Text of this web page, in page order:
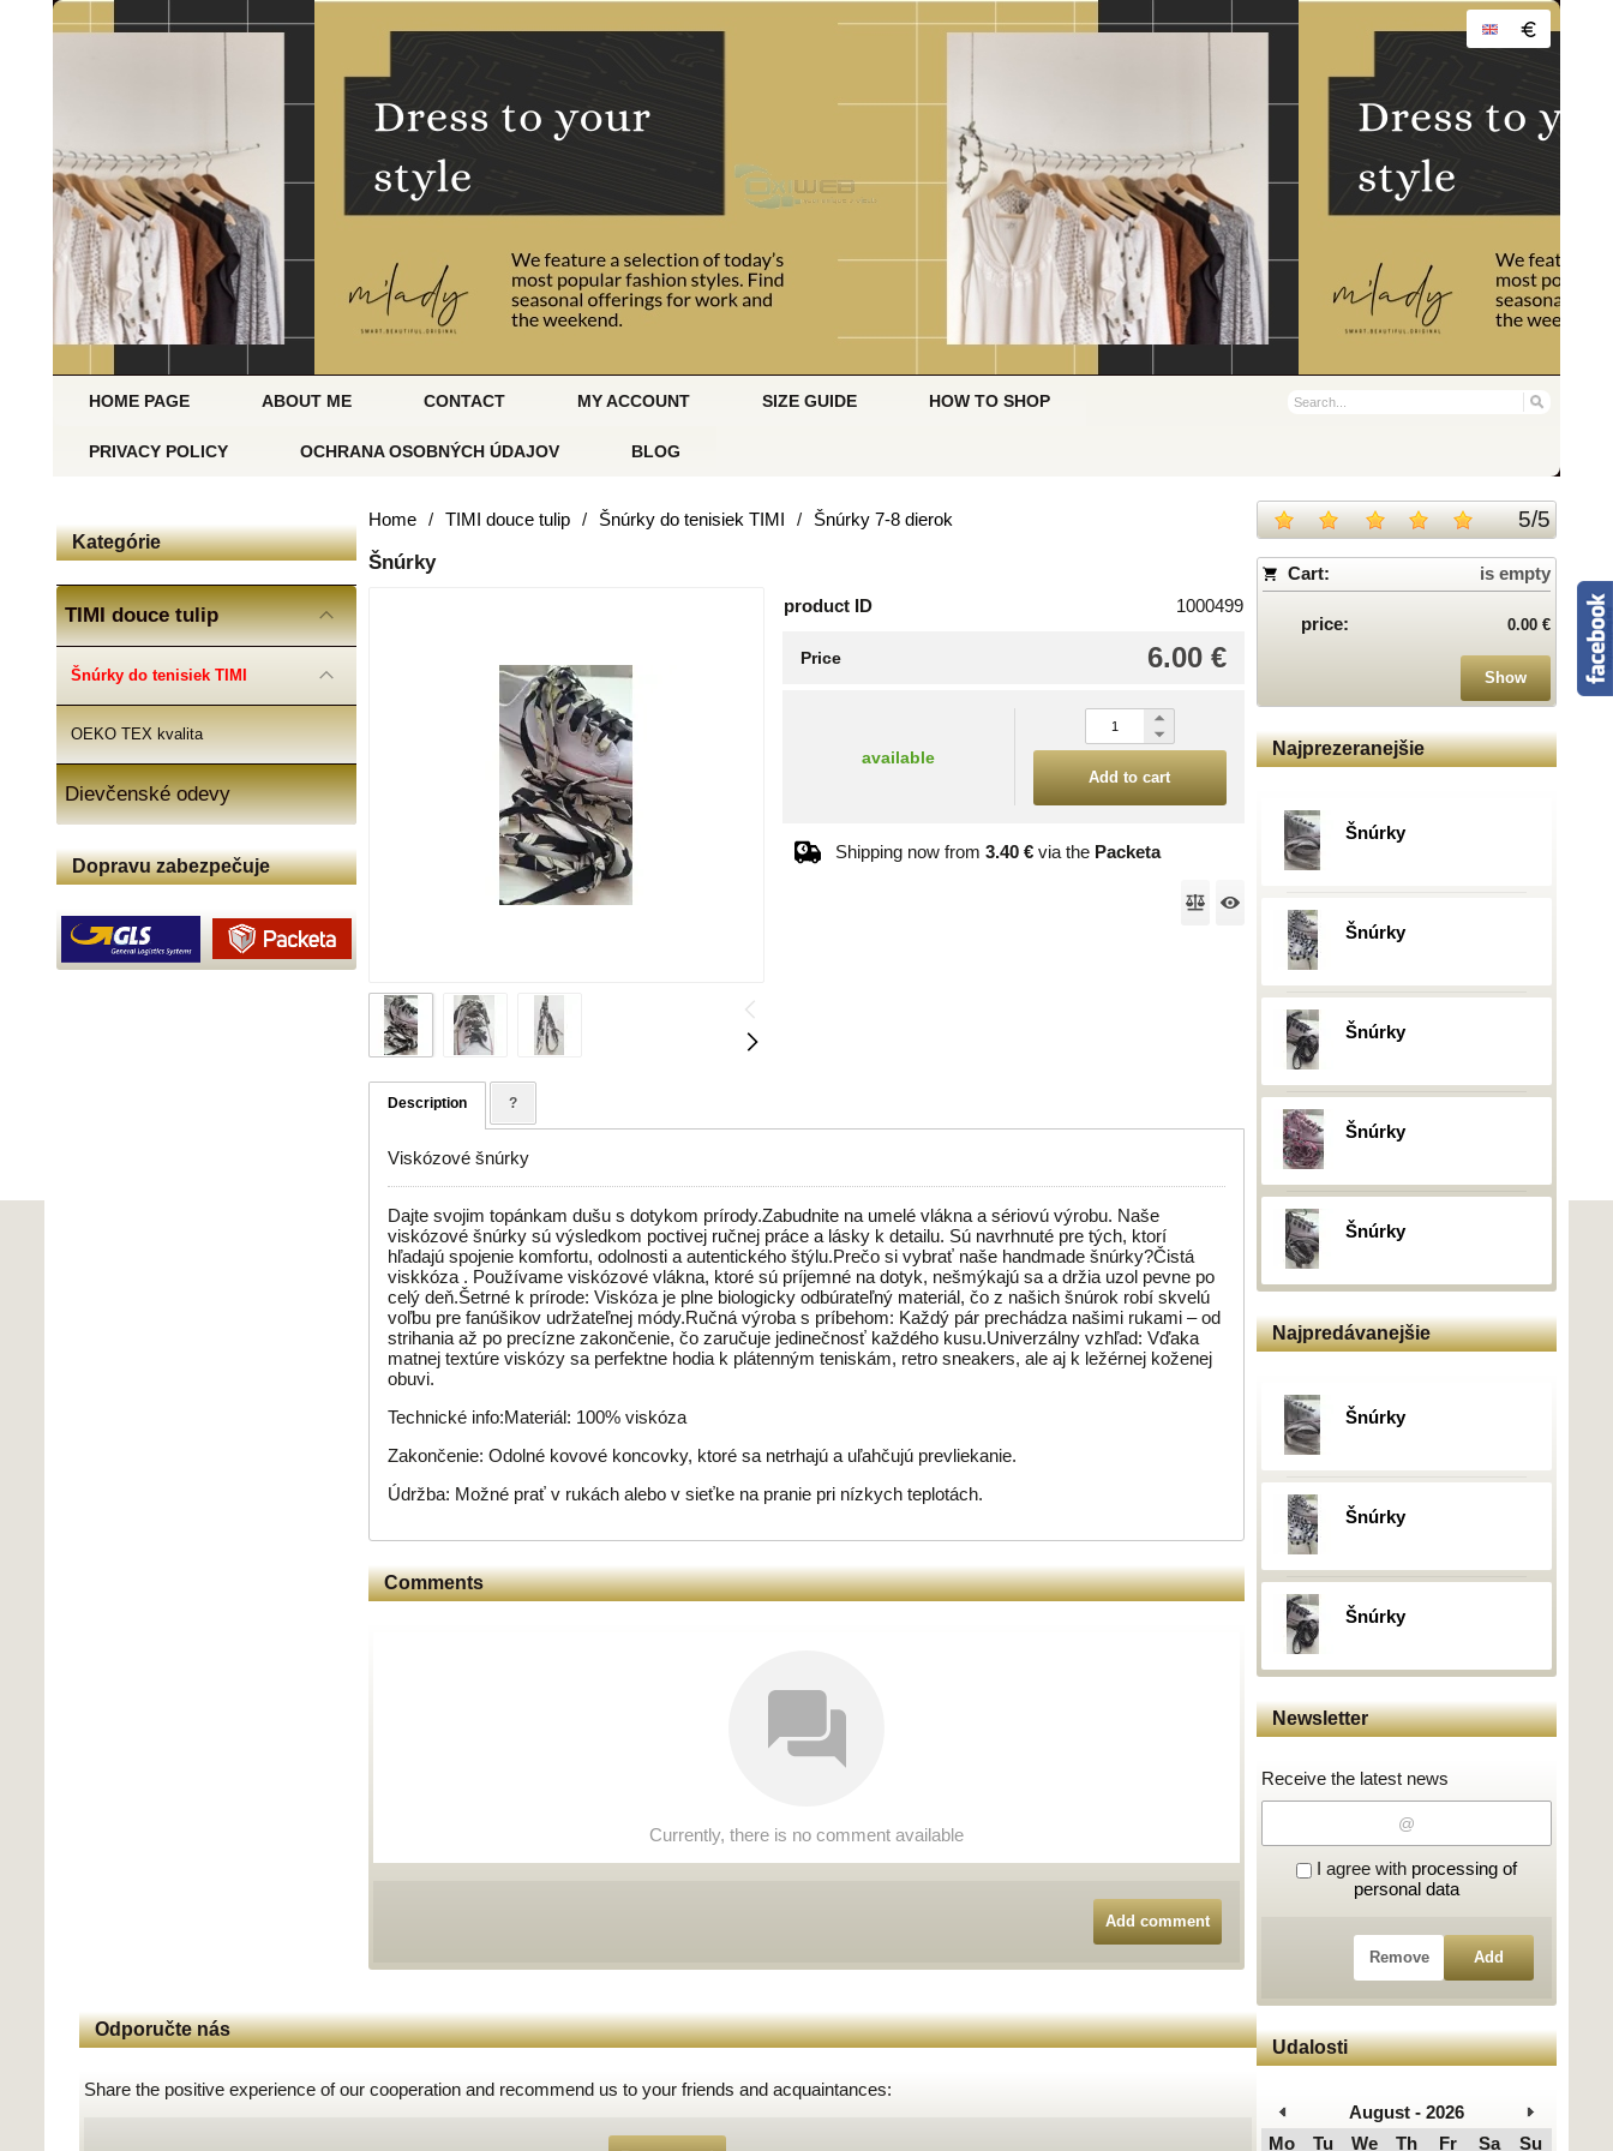
HOME PAGE ABOUT ME CONTACT MY ACCOUNT SIZE GUIDE HOW TO SHOP
PRIVACY POLICY OCHRANA OSOBNÝCH ÚDAJOV BLOG
Kategórie
TIMI douce tulip
Šnúrky do tenisiek TIMI
OEKO TEX kvalita
Dievčenské odevy
Dopravu zabezpečuje
5/5
Cart: is empty
price: 0.00 €
Show
Najprezeranejšie
Šnúrky
Šnúrky
Šnúrky
Šnúrky
Šnúrky
Najpredávanejšie
Šnúrky
Šnúrky
Šnúrky
Newsletter
Receive the latest news
I agree with processing of
personal data
Remove Add
Udalosti
August - 2026
Mo
Tu We Th Fr Sa
Su
Home / TIMI douce tulip / Šnúrky do tenisiek TIMI / Šnúrky 7-8 dierok
Šnúrky
product ID 1000499
6.00 €
Price
available
Add to cart
Shipping now from 3.40 € via the Packeta
Description ?
Viskózové šnúrky
Dajte svojim topánkam dušu s dotykom prírody.Zabudnite na umelé vlákna a sériovú výrobu. Naše
viskózové šnúrky sú výsledkom poctivej ručnej práce a lásky k detailu. Sú navrhnuté pre tých, ktorí
hľadajú spojenie komfortu, odolnosti a autentického štýlu.Prečo si vybrať naše handmade šnúrky?Čistá
viskkóza . Používame viskózové vlákna, ktoré sú príjemné na dotyk, nešmýkajú sa a držia uzol pevne po
celý deň.Šetrné k prírode: Viskóza je plne biologicky odbúrateľný materiál, čo z našich šnúrok robí skvelú
voľbu pre fanúšikov udržateľnej módy.Ručná výroba s príbehom: Každý pár prechádza našimi rukami – od
strihania až po precízne zakončenie, čo zaručuje jedinečnosť každého kusu.Univerzálny vzhľad: Vďaka
matnej textúre viskózy sa perfektne hodia k plátenným teniskám, retro sneakers, ale aj k ležérnej koženej
obuvi.
Technické info:Materiál: 100% viskóza
Zakončenie: Odolné kovové koncovky, ktoré sa netrhajú a uľahčujú prevliekanie.
Údržba: Možné prať v rukách alebo v sieťke na pranie pri nízkych teplotách.
Comments
Currently, there is no comment available
Add comment
Odporučte nás
Share the positive experience of our cooperation and recommend us to your friends and acquaintances: